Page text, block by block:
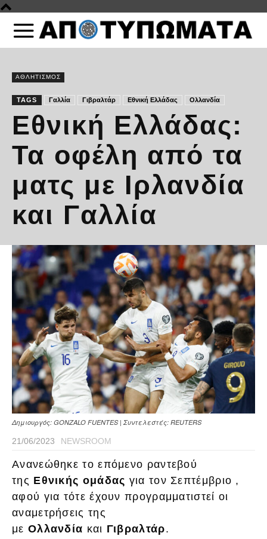
ΑΘΛΗΤΙΣΜΟΣ
TAGS Γαλλία Γιβραλτάρ Εθνική Ελλάδας Ολλανδία
Εθνική Ελλάδας:
Τα οφέλη από τα
ματς με Ιρλανδία
και Γαλλία
Δημιουργός: GONZALO FUENTES | Συντελεστές: REUTERS
21/06/2023 NEWSROOM
Ανανεώθηκε το επόμενο ραντεβού
της Εθνικής ομάδας για τον Σεπτέμβριο ,
αφού για τότε έχουν προγραμματιστεί οι
αναμετρήσεις της
με Ολλανδία και Γιβραλτάρ.